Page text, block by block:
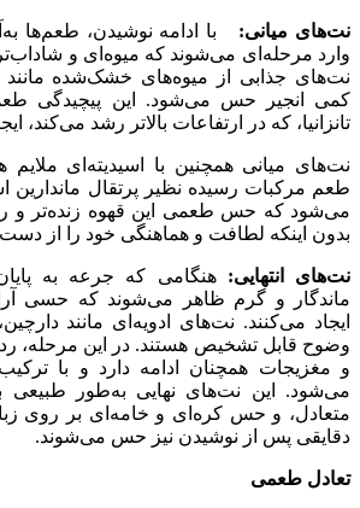
نت‌های میانی:
با ادامه نوشیدن، طعم‌ها
وارد مرحله‌ای می‌شوند که میوه‌ای و
نت‌های جذابی از میوه‌های خشک‌شده
کمی انجیر حس می‌شود. این پیچیدگی
تانزانیا، که در ارتفاعات بالاتر رشد می‌کند،
نت‌های میانی همچنین با اسیدیته‌ای ملایم
طعم مرکبات رسیده نظیر پرتقال
می‌شود که حس طعمی این قهوه زنده‌تر و
بدون اینکه لطافت و هماهنگی خود را از دست
نت‌های انتهایی: هنگامی که جرعه به
ماندگار و گرم ظاهر می‌شوند که حسی
ایجاد می‌کنند. نت‌های ادویه‌ای مانند
وضوح قابل تشخیص هستند. در این مرحله،
و مغزیجات همچنان ادامه دارد و با
می‌شود. این نت‌های نهایی به‌طور
متعادل، و حس کره‌ای و خامه‌ای بر روی
دقایقی پس از نوشیدن نیز حس می‌شوند.
تعادل طعمی